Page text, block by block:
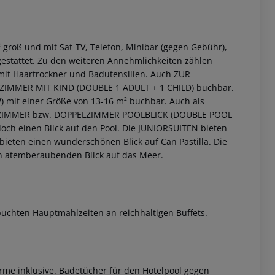
groß und mit Sat-TV, Telefon, Minibar (gegen Gebühr),
Zu den weiteren Annehmlichkeiten zählen
Haartrockner und Badutensilien. Auch ZUR
MIT KIND (DOUBLE 1 ADULT + 1 CHILD) buchbar.
mit einer Größe von 13-16 m² buchbar. Auch als
bzw. DOPPELZIMMER POOLBLICK (DOUBLE POOL
einen Blick auf den Pool. Die JUNIORSUITEN bieten
einen wunderschönen Blick auf Can Pastilla. Die
atemberaubenden Blick auf das Meer.
Hauptmahlzeiten an reichhaltigen Buffets.
inklusive. Badetücher für den Hotelpool gegen